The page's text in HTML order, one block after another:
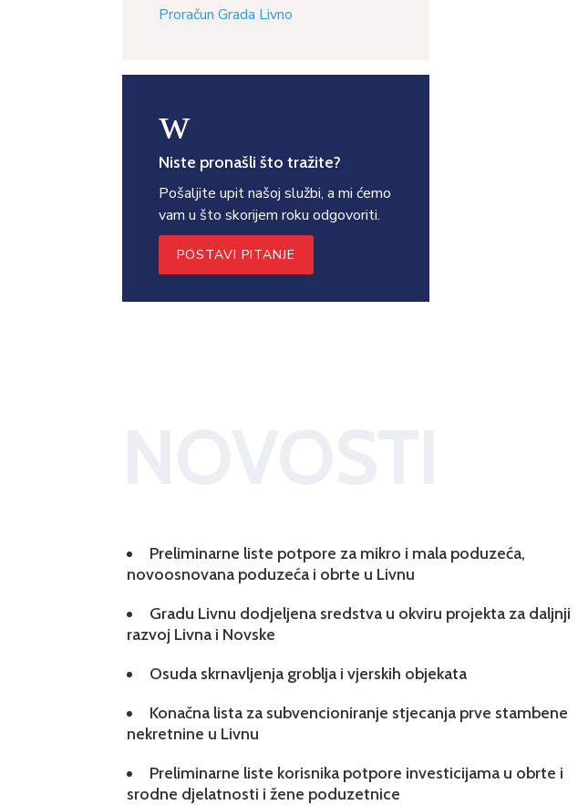
Proračun Grada Livno
w
Niste pronašli što tražite?
Pošaljite upit našoj službi, a mi ćemo
vam u što skorijem roku odgovoriti.
POSTAVI PITANJE
Preliminarne liste potpore za mikro i mala poduzeća,
novoosnovana poduzeća i obrte u Livnu
Gradu Livnu dodjeljena sredstva u okviru projekta za daljnji
razvoj Livna i Novske
Osuda skrnavljenja groblja i vjerskih objekata
Konačna lista za subvencioniranje stjecanja prve stambene
nekretnine u Livnu
Preliminarne liste korisnika potpore investicijama u obrte i
srodne djelatnosti i žene poduzetnice